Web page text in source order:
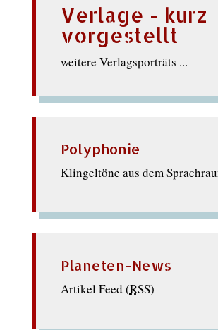
Verlage - kurz
vorgestellt
weitere Verlagsporträts ...
Polyphonie
Klingeltöne aus dem
Planeten-News
Artikel Feed (RSS)